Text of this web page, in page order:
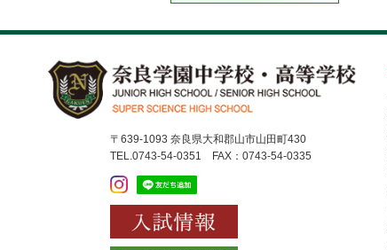
〒639-1093 奈良県大和郡山市山田町430
TEL.0743-54-0351 FAX：0743-54-0335